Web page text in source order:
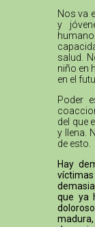
Nos va
y
salud.
niño en
en el
Poder
del que
y llena.
de esto.
Hay
que ya